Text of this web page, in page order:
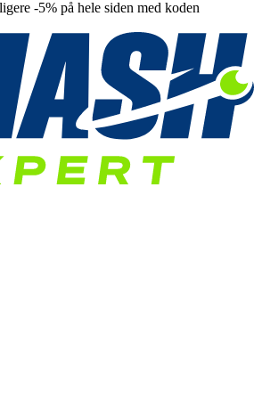
-5% på hele siden med koden